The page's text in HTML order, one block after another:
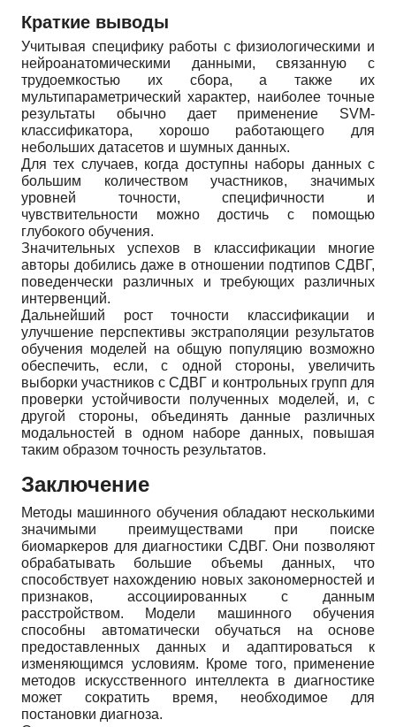
Краткие выводы
Учитывая специфику работы с физиологическими и
нейроанатомическими данными, связанную с
трудоемкостью их сбора, а также их
мультипараметрический характер, наиболее точные
результаты обычно дает применение SVM-
классификатора, хорошо работающего для
небольших датасетов и шумных данных.
Для тех случаев, когда доступны наборы данных с
большим количеством участников, значимых
уровней точности, специфичности и
чувствительности можно достичь с помощью
глубокого обучения.
Значительных успехов в классификации многие
авторы добились даже в отношении подтипов СДВГ,
поведенчески различных и требующих различных
интервенций.
Дальнейший рост точности классификации и
улучшение перспективы экстраполяции результатов
обучения моделей на общую популяцию возможно
обеспечить, если, с одной стороны, увеличить
выборки участников с СДВГ и контрольных групп для
проверки устойчивости полученных моделей, и, с
другой стороны, объединять данные различных
модальностей в одном наборе данных, повышая
таким образом точность результатов.
Заключение
Методы машинного обучения обладают несколькими
значимыми преимуществами при поиске
биомаркеров для диагностики СДВГ. Они позволяют
обрабатывать большие объемы данных, что
способствует нахождению новых закономерностей и
признаков, ассоциированных с данным
расстройством. Модели машинного обучения
способны автоматически обучаться на основе
предоставленных данных и адаптироваться к
изменяющимся условиям. Кроме того, применение
методов искусственного интеллекта в диагностике
может сократить время, необходимое для
постановки диагноза.